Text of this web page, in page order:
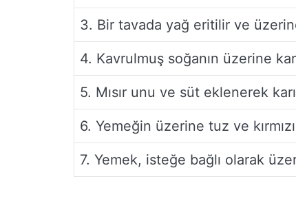
3. Bir tavada yağ eritilir ve
4. Kavrulmuş soğanın üzerine
5. Mısır unu ve süt eklenerek
6. Yemeğin üzerine tuz ve
7. Yemek, isteğe bağlı olarak